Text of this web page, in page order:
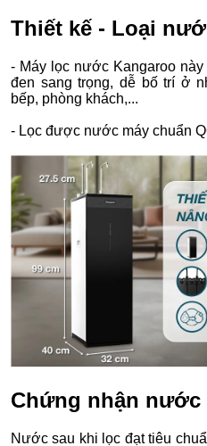
Thiết kế - Loại
- Máy lọc nước Kangaroo
đen sang trọng, dễ bố trí ở
bếp, phòng khách,...
- Lọc được nước máy chuẩn
Chứng nhận nước
Nước sau khi lọc đạt tiêu